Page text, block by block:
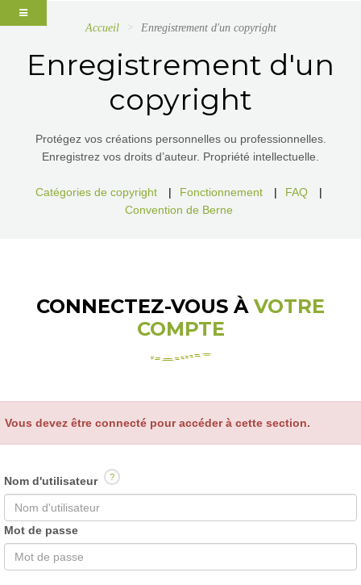
Accueil Enregistrement d'un copyright
Enregistrement d'un
copyright
Protégez vos créations personnelles ou professionnelles.
Enregistrez vos droits d’auteur. Propriété intellectuelle.
Catégories de copyright | Fonctionnement | FAQ
|
Convention de Berne
CONNECTEZ-VOUS À VOTRE
COMPTE
Vous devez être connecté pour accéder à cette section.
Nom d'utilisateur ?
Mot de passe